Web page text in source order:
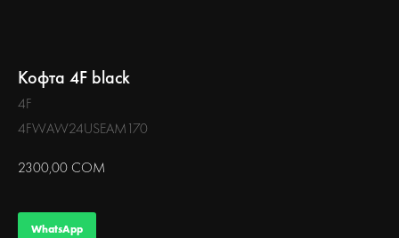
Кофта 4F black
4F
4FWAW24USEAM170
2300,00 СОМ
WhatsApp